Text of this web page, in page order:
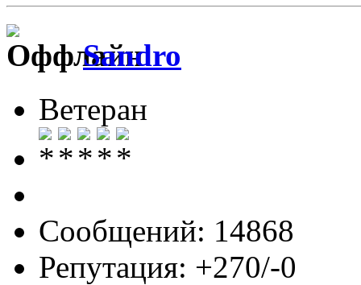
Sandro
Ветеран
Сообщений: 14868
Репутация: +270/-0